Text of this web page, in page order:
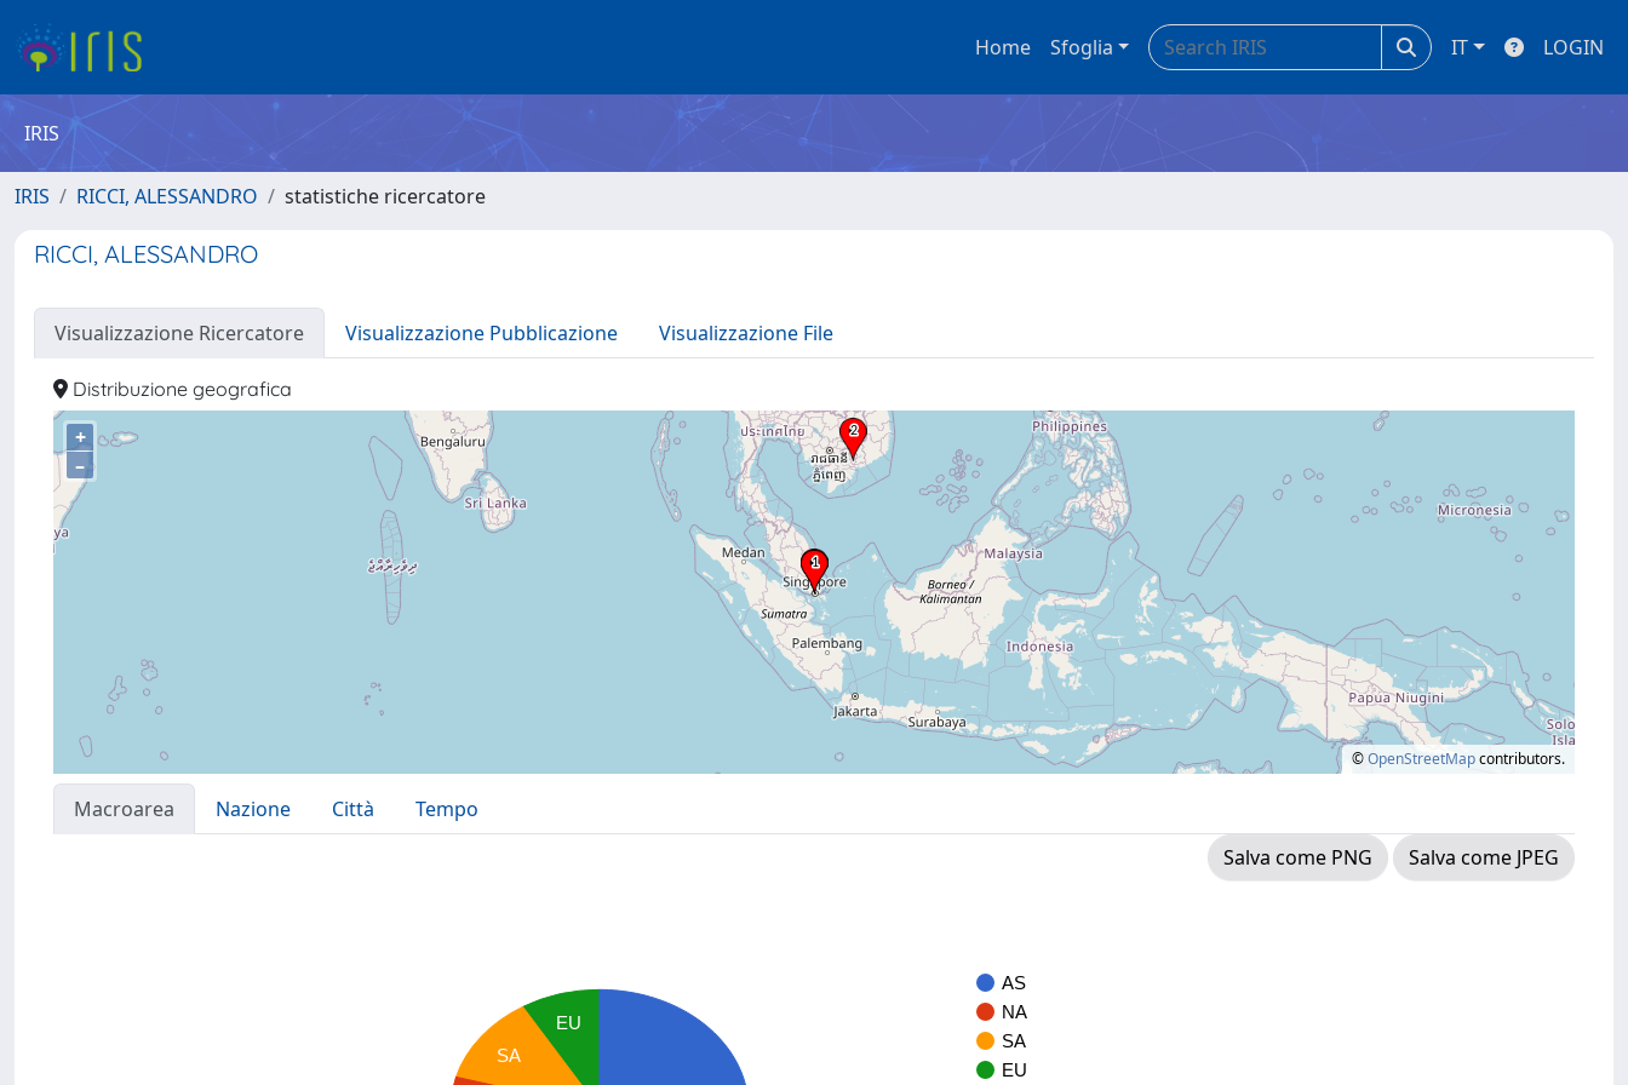
Home Sfoglia IT LOGIN
IRIS
IRIS RICCI, ALESSANDRO statistiche ricercatore
RICCI, ALESSANDRO
Visualizzazione Ricercatore Visualizzazione Pubblicazione Visualizzazione File
Distribuzione geografica
+
–
©OpenStreetMapcontributors.
Macroarea Nazione Città
Tempo
Salva come PNG
Salva come JPEG
AS
NA
SA
EU
EU
SA